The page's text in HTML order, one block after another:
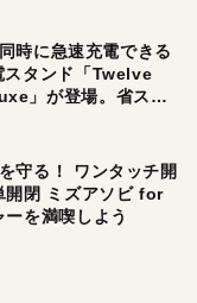
時に急速充電できる
タンド「Twelve
」が登場。省スペ
たい人にオスス
守る！ ワンタッチ開
開閉 ミズアソビ for
を満喫しよう